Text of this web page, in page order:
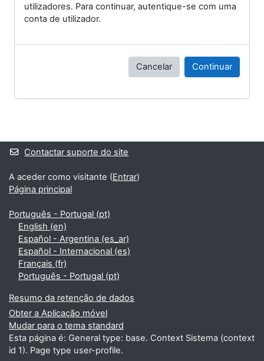
utilizadores. Para continuar, autentique-se com uma
conta de utilizador.
Cancelar Continuar
Blocos adicionais
Contactar suporte do site
A aceder como visitante (Entrar)
Página principal
Português - Portugal ‎(pt)‎
English ‎(en)‎
Español - Argentina ‎(es_ar)‎
Español - Internacional ‎(es)‎
Français ‎(fr)‎
Português - Portugal ‎(pt)‎
Resumo da retenção de dados
Obter a Aplicação móvel
Mudar para o tema standard
Esta página é: General type: base. Context Sistema (context
id 1). Page type user-profile.